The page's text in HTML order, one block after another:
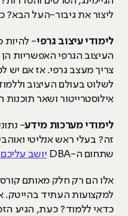
ליצור את גיבור-העל הבא?
לימודי עיצוב גרפי- להיות
העיצוב הגרפי האפשריות הן
צריך מעצב גרפי. אז אם
לשלוט בעולם העיצוב
אילוסטרייטור ושאר תוכנות
לימודי מערכות מידע-
זה? בעלי ראש אנליטי
שתחום ה-DBA
יושב
אלו הם רק חלק מאותם
למקצועות העתיד
כדאי ללמוד? כעת, הגיע